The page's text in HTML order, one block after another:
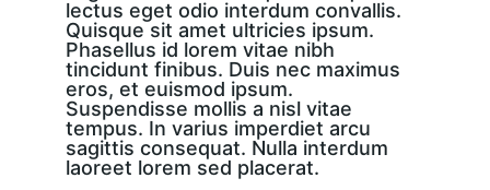
lectus eget odio interdum convallis.
Quisque sit amet ultricies ipsum.
Phasellus id lorem vitae nibh
tincidunt finibus. Duis nec maximus
eros, et euismod ipsum.
Suspendisse mollis a nisl vitae
tempus. In varius imperdiet arcu
sagittis consequat. Nulla interdum
laoreet lorem sed placerat.